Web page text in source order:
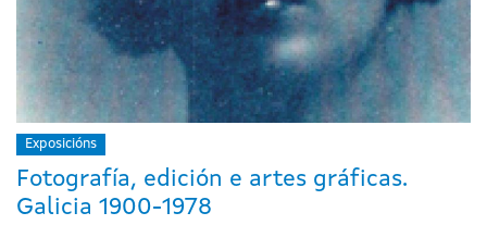
Exposicións
Fotografía, edición e artes gráficas.
Galicia 1900-1978